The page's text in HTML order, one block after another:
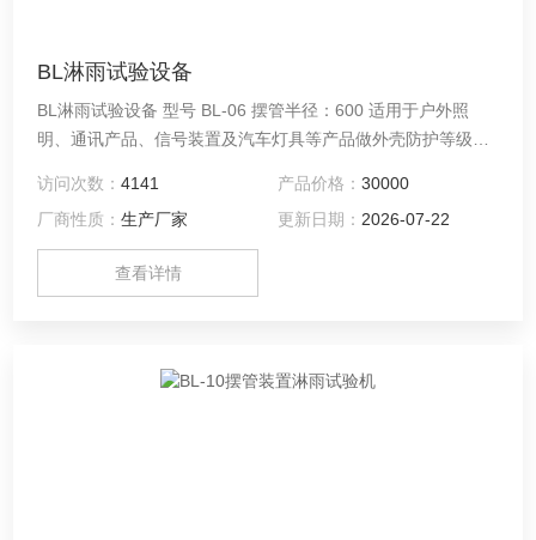
BL淋雨试验设备
BL淋雨试验设备 型号 BL-06 摆管半径：600 适用于户外照
明、通讯产品、信号装置及汽车灯具等产品做外壳防护等级测
虑试验样品的温度与雨水温度的温度差作用所引起的大量进
水，可以为科研、产品开发和质量控制提供相应的环境模拟和
加速试验。
访问次数：4141 产品价格： 30000
厂商性质：生产厂家 更新日期： 2026-07-22
查看详情